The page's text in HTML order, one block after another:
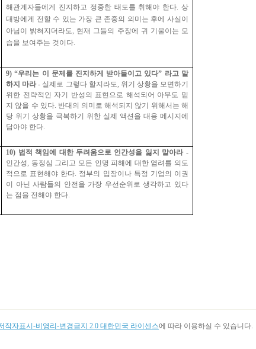
해관계자들에게 진지하고 정중한 태도를 취해야 한다 상
대방에게 전할 수 있는 가장 큰 존중의 의미는 후에 사실이
아님이 밝혀지더라도
현재 그들의 주장에 귀 기울이는 모
습을 보여주는 것이다
9) “우리는 이 문제를 진지하게 받아들이고 있다” 라고 말
하지 마라- 실제로 그렇다 할지라도
위기 상황을 모면하기
위한 전략적인 자기 반성의 표현으로 해석되어 아무도 믿
지 않을 수 있다. 반대의 의미로 해석되지 않기 위해서는 해
당 위기 상황을 극복하기 위한 실제 액션을 대응 메시지에
담아야 한다
10) 법적 책임에 대한 두려움으로 인간성을 잃지 말아라-
인간성
동정심 그리고 모든 인명 피해에 대한 염려를 의도
적으로 표현해야 한다 정부의 입장이나 특정 기업의 이권
이 아닌 사람들의 안전을 가장 우선순위로 생각하고 있다
는 점을 전해야 한다
작자표시-비영리-변경금지 2.0 대한민국 라이센스에 따라 이용하실 수 있습니다.